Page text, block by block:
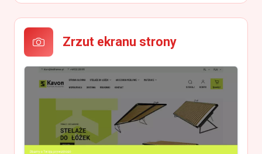
Zrzut ekranu strony